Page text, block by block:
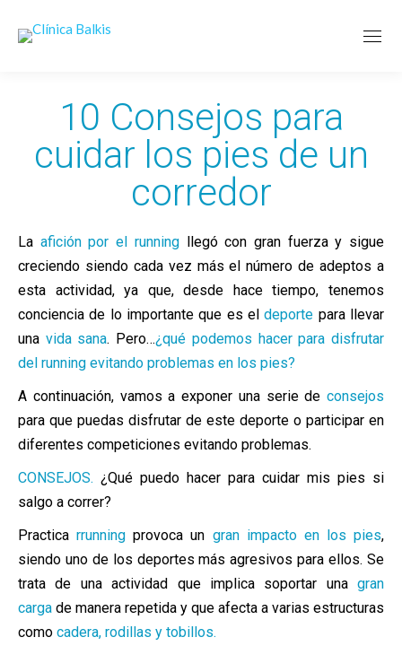
10 Consejos para
cuidar los pies de un
corredor
La afición por el runningllegócon gran fuerza y sigue
creciendo siendo cada vez más el número de adeptos a
esta actividad, ya que, desde hace tiempo, tenemos
conciencia de lo importante que es eldeporte para llevar
una vida sana. Pero…¿qué podemos hacer para disfrutar
del running evitando problemas en los pies?
A continuación, vamos a exponer una serie de consejos
para que puedas disfrutar de este deporte o participar en
diferentes competiciones evitando problemas.
CONSEJOS. ¿Qué puedo hacer para cuidar mis pies si
salgo a correr?
Practicarrunning provoca un gran impacto en los pies,
siendo uno de los deportes más agresivos para ellos. Se
trata de una actividad que implica soportar unagran
carga de manera repetida y que afecta a varias estructuras
como cadera, rodillas y tobillos.